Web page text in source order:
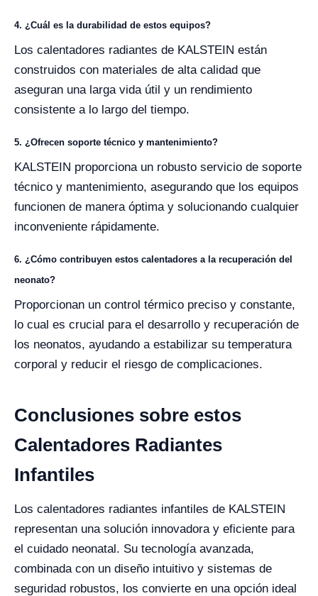
4. ¿Cuál es la durabilidad de estos equipos?
Los calentadores radiantes de KALSTEIN están
construidos con materiales de alta calidad que
aseguran una larga vida útil y un rendimiento
consistente a lo largo del tiempo.
5. ¿Ofrecen soporte técnico y mantenimiento?
KALSTEIN proporciona un robusto servicio de soporte
técnico y mantenimiento, asegurando que los equipos
funcionen de manera óptima y solucionando cualquier
inconveniente rápidamente.
6. ¿Cómo contribuyen estos calentadores a la recuperación del
neonato?
Proporcionan un control térmico preciso y constante,
lo cual es crucial para el desarrollo y recuperación de
los neonatos, ayudando a estabilizar su temperatura
corporal y reducir el riesgo de complicaciones.
Conclusiones sobre estos
Calentadores Radiantes
Infantiles
Los calentadores radiantes infantiles de KALSTEIN
representan una solución innovadora y eficiente para
el cuidado neonatal. Su tecnología avanzada,
combinada con un diseño intuitivo y sistemas de
seguridad robustos, los convierte en una opción ideal